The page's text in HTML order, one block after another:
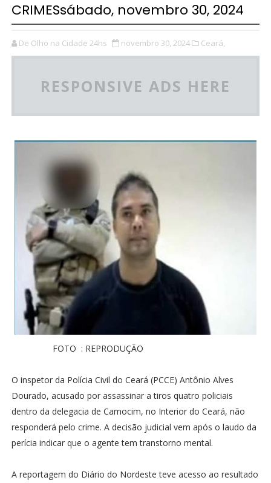
CRIMESsábado, novembro 30, 2024
De Olho na Cidade 24hs novembro 30, 2024 Ceará,
RESPONSIVE ADS HERE
FOTO : REPRODUÇÃO
O inspetor da Polícia Civil do Ceará (PCCE) Antônio Alves
Dourado, acusado por assassinar a tiros quatro policiais
dentro da delegacia de Camocim, no Interior do Ceará, não
responderá pelo crime. A decisão judicial vem após o laudo da
perícia indicar que o agente tem transtorno mental.
A reportagem do Diário do Nordeste teve acesso ao resultado